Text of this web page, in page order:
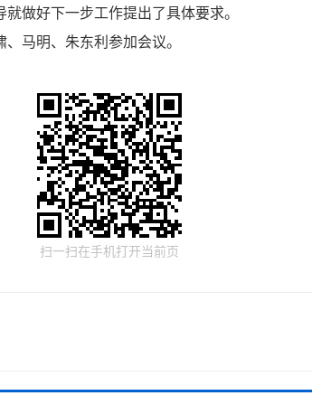
做好下一步工作提出了具体要求。
马明、朱东利参加会议。
扫一扫在手机打开当前页